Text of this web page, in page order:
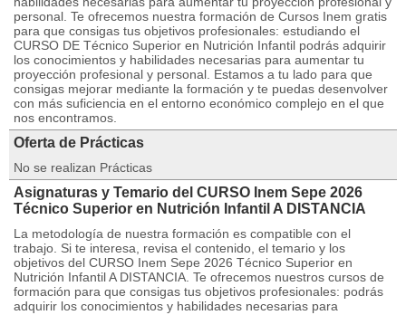
personal. Te ofrecemos nuestra formación de Cursos Inem gratis
para que consigas tus objetivos profesionales: estudiando el
CURSO DE Técnico Superior en Nutrición Infantil podrás adquirir
los conocimientos y habilidades necesarias para aumentar tu
proyección profesional y personal. Estamos a tu lado para que
consigas mejorar mediante la formación y te puedas desenvolver
con más suficiencia en el entorno económico complejo en el que
nos encontramos.
Oferta de Prácticas
No se realizan Prácticas
Asignaturas y Temario del CURSO Inem Sepe 2026
Técnico Superior en Nutrición Infantil A DISTANCIA
La metodología de nuestra formación es compatible con el
trabajo. Si te interesa, revisa el contenido, el temario y los
objetivos del CURSO Inem Sepe 2026 Técnico Superior en
Nutrición Infantil A DISTANCIA. Te ofrecemos nuestros cursos de
formación para que consigas tus objetivos profesionales: podrás
adquirir los conocimientos y habilidades necesarias para